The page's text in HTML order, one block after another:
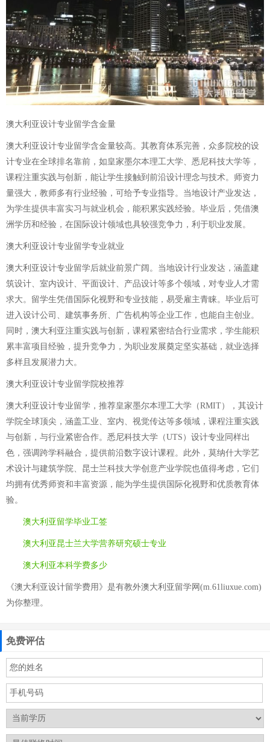
澳大利亚设计专业留学含金量
澳大利亚设计专业留学含金量较高。其教育体系完善，众多院校的设
计专业在全球排名靠前，如皇家墨尔本理工大学、悉尼科技大学等，
课程注重实践与创新，能让学生接触到前沿设计理念与技术。师资力
量强大，教师多有行业经验，可给予专业指导。当地设计产业发达，
为学生提供丰富实习与就业机会，能积累实践经验。毕业后，凭借澳
洲学历和经验，在国际设计领域也具较强竞争力，利于职业发展。
澳大利亚设计专业留学专业就业
澳大利亚设计专业留学后就业前景广阔。当地设计行业发达，涵盖建
筑设计、室内设计、平面设计、产品设计等多个领域，对专业人才需
求大。留学生凭借国际化视野和专业技能，易受雇主青睐。毕业后可
进入设计公司、建筑事务所、广告机构等企业工作，也能自主创业。
同时，澳大利亚注重实践与创新，课程紧密结合行业需求，学生能积
累丰富项目经验，提升竞争力，为职业发展奠定坚实基础，就业选择
多样且发展潜力大。
澳大利亚设计专业留学院校推荐
澳大利亚设计专业留学，推荐皇家墨尔本理工大学（RMIT），其设计
学院全球顶尖，涵盖工业、室内、视觉传达等多领域，课程注重实践
与创新，与行业紧密合作。悉尼科技大学（UTS）设计专业同样出
色，强调跨学科融合，提供前沿数字设计课程。此外，莫纳什大学艺
术设计与建筑学院、昆士兰科技大学创意产业学院也值得考虑，它们
均拥有优秀师资和丰富资源，能为学生提供国际化视野和优质教育体
验。
澳大利亚留学毕业工签
澳大利亚昆士兰大学营养研究硕士专业
澳大利亚本科学费多少
《澳大利亚设计留学费用》是有教外澳大利亚留学网(m.61liuxue.com)
为你整理。
免费评估